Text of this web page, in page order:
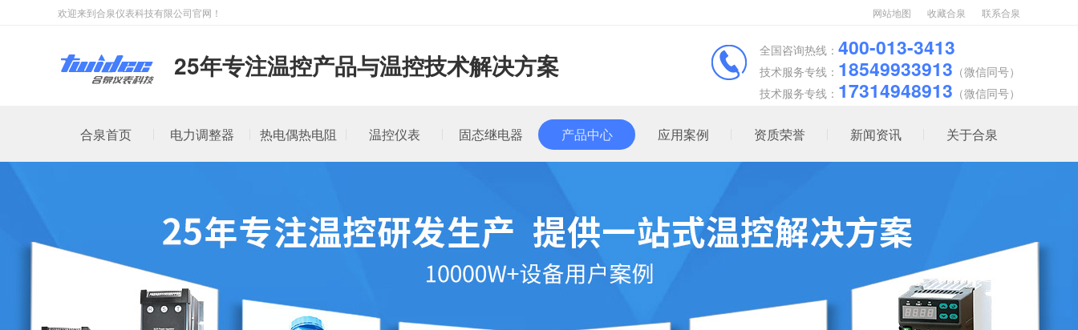
网站地图 收藏合泉 联系合泉
欢迎来到合泉仪表科技有限公司官网！
25年专注温控产品与温控技术解决方案 全国咨询热线： 400-013-3413
技术服务专线： 18549933913 （微信同号）
技术服务专线： 17314948913 （微信同号）
合泉首页 电力调整器 热电偶热电阻 温控仪表 固态继电器 产品中心 应用案例 资质荣誉 新闻资讯 关于合泉